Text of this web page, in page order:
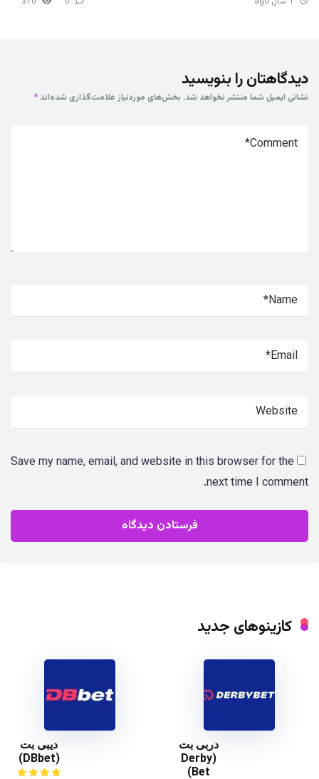
دیدگاهتان را بنویسید
نشانی ایمیل شما منتشر نخواهد شد. بخش‌های موردنیاز علامت‌گذاری شده‌اند *
Save my name, email, and website in this browser for the
next time I comment.
کازینوهای جدید
دربی بت
(Derby
Bet)
دیبی بت
(DBbet)